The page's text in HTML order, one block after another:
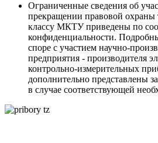
Ограниченные сведения об
прекращении правовой охраны
классу МКТУ приведены по
конфиденциальности.
споре с участием научно-
предприятия - производителя
контрольно-измерительных
дополнительно представлены
в случае соответствующей